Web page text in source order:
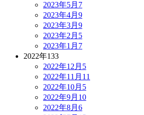
2023年5月 7
2023年4月 9
2023年3月 9
2023年2月 5
2023年1月 7
2022年133
2022年12月 5
2022年11月 11
2022年10月 5
2022年9月 10
2022年8月 6